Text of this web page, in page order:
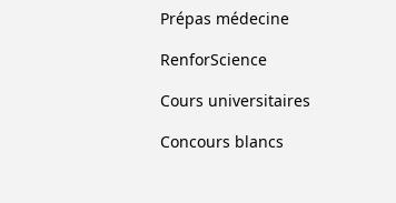
Prépas médecine
RenforScience
Cours universitaires
Concours blancs